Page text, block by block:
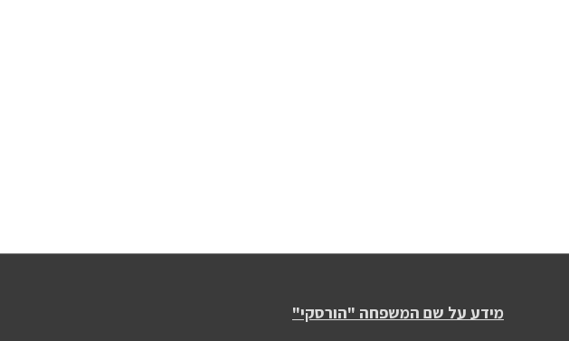
מידע על שם המשפחה "הורסקי"